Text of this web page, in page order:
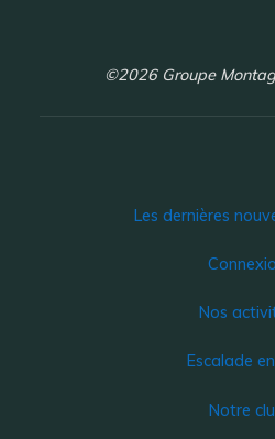
©2026 Groupe
Les dernières
Nos
Escalade
Notre